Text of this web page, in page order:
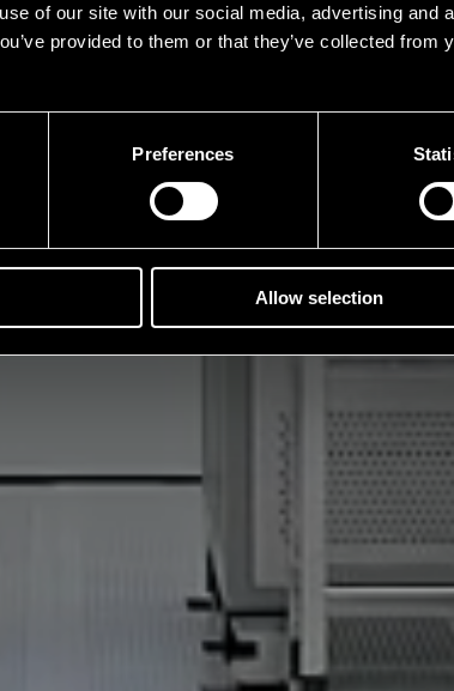
of our site with our social media, advertising and
provided to them or that they’ve collected
Preferences
Allow selection